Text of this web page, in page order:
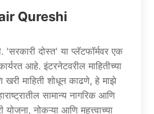
Qureshi
'सरकारी दोस्त' या प्लॅटफॉर्मवर एक
आहे. इंटरनेटवरील माहितीच्या
माहिती शोधून काढणे, हे माझे
सामान्य नागरिक आणि
योजना, नोकऱ्या आणि महत्त्वाच्या